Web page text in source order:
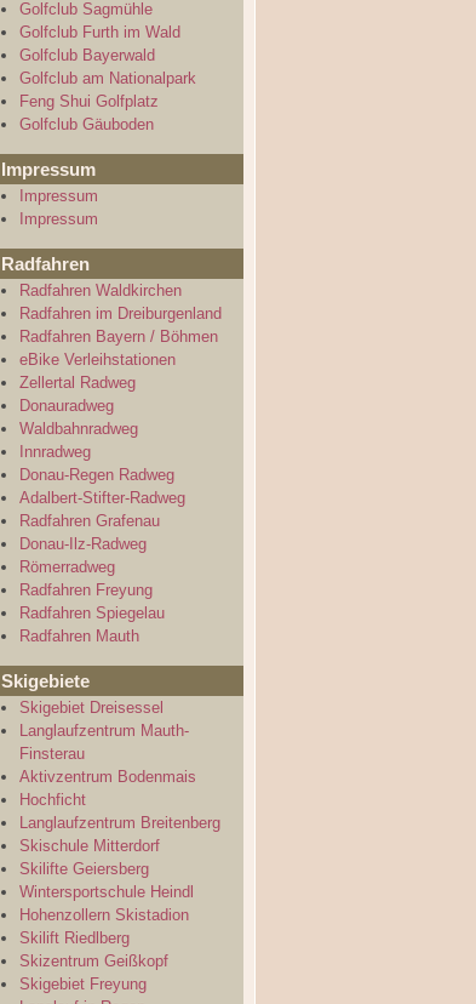
Golfclub Sagmühle
Golfclub Furth im Wald
Golfclub Bayerwald
Golfclub am Nationalpark
Feng Shui Golfplatz
Golfclub Gäuboden
Impressum
Impressum
Impressum
Radfahren
Radfahren Waldkirchen
Radfahren im Dreiburgenland
Radfahren Bayern / Böhmen
eBike Verleihstationen
Zellertal Radweg
Donauradweg
Waldbahnradweg
Innradweg
Donau-Regen Radweg
Adalbert-Stifter-Radweg
Radfahren Grafenau
Donau-Ilz-Radweg
Römerradweg
Radfahren Freyung
Radfahren Spiegelau
Radfahren Mauth
Skigebiete
Skigebiet Dreisessel
Langlaufzentrum Mauth-
Finsterau
Aktivzentrum Bodenmais
Hochficht
Langlaufzentrum Breitenberg
Skischule Mitterdorf
Skilifte Geiersberg
Wintersportschule Heindl
Hohenzollern Skistadion
Skilift Riedlberg
Skizentrum Geißkopf
Skigebiet Freyung